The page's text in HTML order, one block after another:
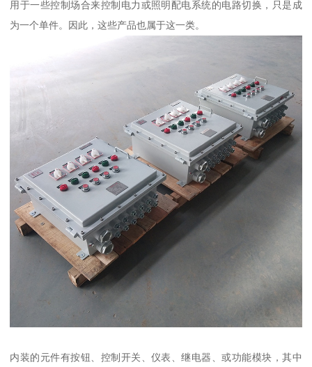
用于一些控制场合来控制电力或照明配电系统的电路切换，只是成
为一个单件。因此，这些产品也属于这一类。
内装的元件有按钮、控制开关、仪表、继电器、或功能模块，其中